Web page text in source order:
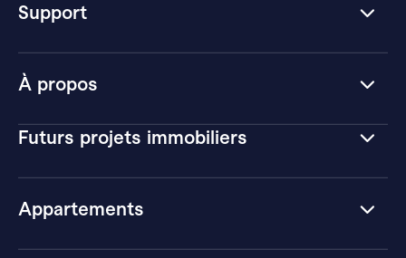
À propos
Futurs projets immobiliers
Appartements
Support